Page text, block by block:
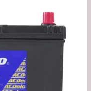
era:
$17.900.